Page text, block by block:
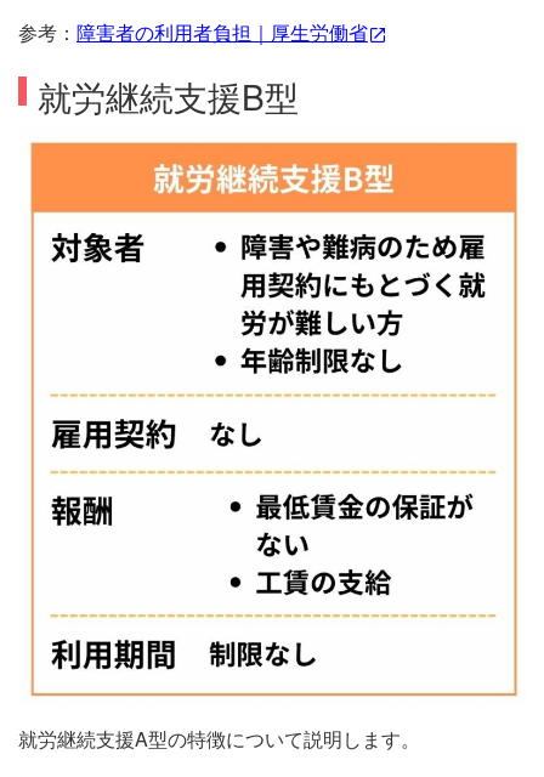
参考： 障害者の利用者負担｜厚生労働省
就労継続支援B型
就労継続支援A型の特徴について説明します。